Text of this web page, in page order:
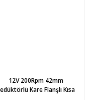
12V 200Rpm 42mm
Kare Flanşlı Kısa